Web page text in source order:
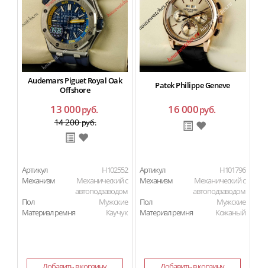
Audemars Piguet Royal Oak
Offshore
13 000руб.
14 200руб.
Артикул
H102552
Механизм
Механический с
автоподзаводом
Пол
Мужские
Материал ремня
Каучук
Patek Philippe Geneve
16 000руб.
Артикул
H101796
Механизм
Механический с
автоподзаводом
Пол
Мужские
Материал ремня
Кожаный